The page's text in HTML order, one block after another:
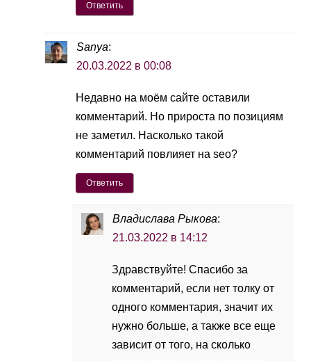
Ответить
Sanya:
20.03.2022 в 00:08
Недавно на моём сайте оставили
комментарий. Но прироста по позициям
не заметил. Насколько такой
комментарий повлияет на seo?
Ответить
Владислава Рыкова:
21.03.2022 в 14:12
Здравствуйте! Спасибо за
комментарий, если нет толку от
одного комментария, значит их
нужно больше, а также все еще
зависит от того, на сколько